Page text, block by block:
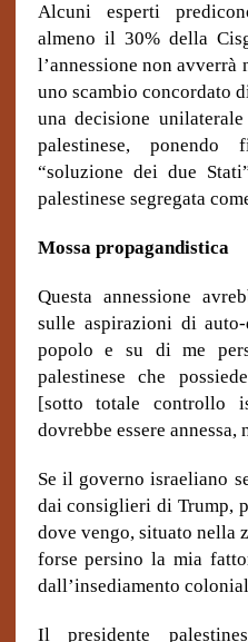
Alcuni esperti
almeno il 30% della
l’annessione non
uno scambio concordato
una decisione
palestinese,
“soluzione dei due
palestinese segregata
Mossa propagandistica
Questa annessione
sulle aspirazioni di
popolo e su di me
palestinese che
[sotto totale controllo
dovrebbe essere annessa,
Se il governo israeliano
dai consiglieri di Trump,
dove vengo, situato nella
forse persino la mia
dall’insediamento
Il presidente